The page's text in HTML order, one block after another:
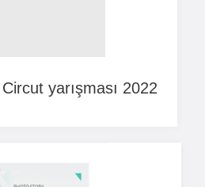
yarışması 2022